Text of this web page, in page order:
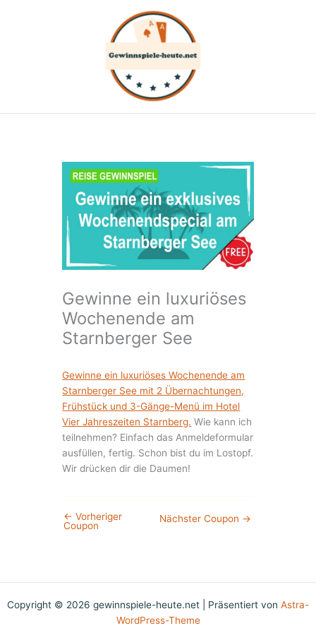
Gewinne ein luxuriöses
Wochenende am
Starnberger See
Gewinne ein luxuriöses Wochenende am
Starnberger See mit 2 Übernachtungen,
Frühstück und 3-Gänge-Menü im Hotel
Vier Jahreszeiten Starnberg. Wie kann ich
teilnehmen? Einfach das Anmeldeformular
ausfüllen, fertig. Schon bist du im Lostopf.
Wir drücken dir die Daumen!
← Vorheriger
Coupon
Nächster Coupon →
Copyright © 2026 gewinnspiele-heute.net | Präsentiert von Astra-
WordPress-Theme